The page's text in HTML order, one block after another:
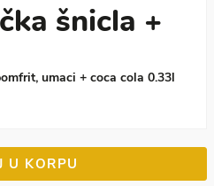
šnicla +
umaci + coca cola 0.33l
U KORPU